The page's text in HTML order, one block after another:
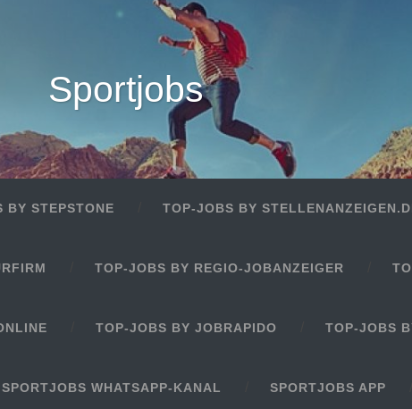
Sportjobs
BY STEPSTONE TOP-JOBS BY
TOP-JOBS BY REGIO-JOBANZEIGER
TOP-JOBS BY JOBRAPIDO TOP-JOBS
SPORTJOBS WHATSAPP-KANAL SPORTJOBS APP